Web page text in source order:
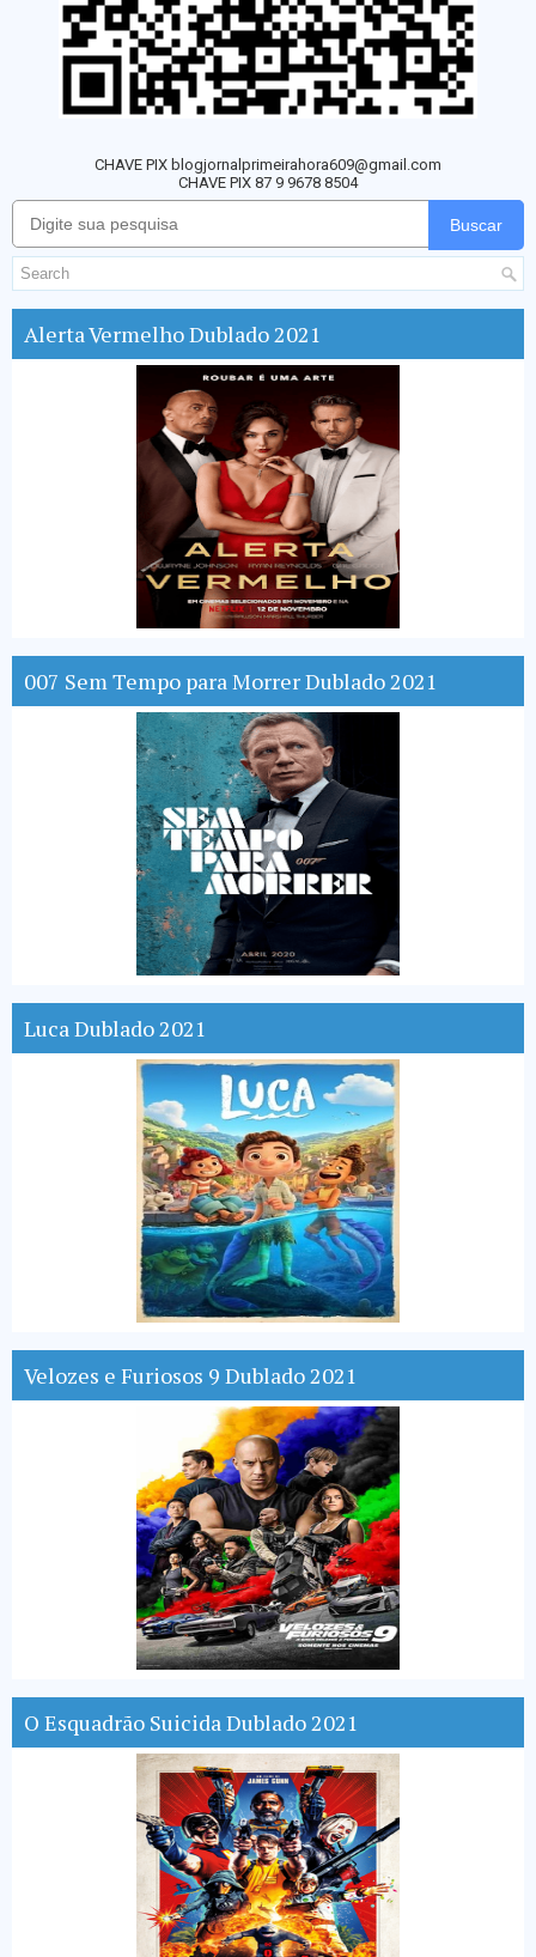
CHAVE PIX blogjornalprimeirahora609@gmail.com
CHAVE PIX 87 9 9678 8504
Buscar
Alerta Vermelho Dublado 2021
007 Sem Tempo para Morrer Dublado 2021
Luca Dublado 2021
Velozes e Furiosos 9 Dublado 2021
O Esquadrão Suicida Dublado 2021